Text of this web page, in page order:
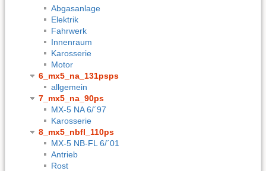
Abgasanlage
Elektrik
Fahrwerk
Innenraum
Karosserie
Motor
6_mx5_na_131psps
allgemein
7_mx5_na_90ps
MX-5 NA 6/´97
Karosserie
8_mx5_nbfl_110ps
MX-5 NB-FL 6/´01
Antrieb
Rost